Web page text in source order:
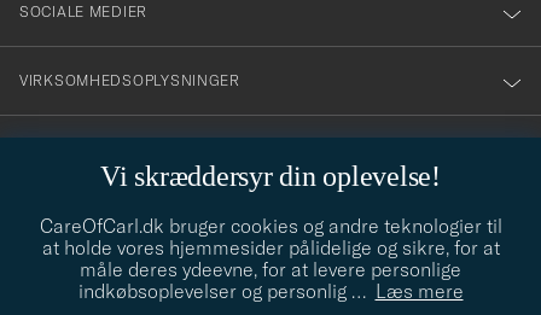
Vi skræddersyr din oplevelse!
CareOfCarl.dk bruger cookies og andre teknologier til
at holde vores hjemmesider pålidelige og sikre, for at
måle deres ydeevne, for at levere personlige
indkøbsoplevelser og personlig … Læs mere
SOCIALE MEDIER
VIRKSOMHEDSOPLYSNINGER
info@careofcarl.dk
Behøver du hjælp til at finde din stil? Lad os hjælpe dig, vi hjælper
gerne til!
STILRÅD